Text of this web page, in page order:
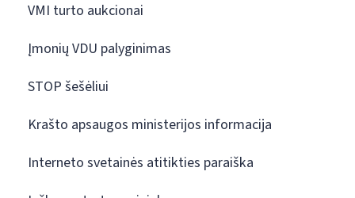
VMI turto aukcionai
Įmonių VDU palyginimas
STOP šešėliui
Krašto apsaugos ministerijos informacija
Interneto svetainės atitikties paraiška